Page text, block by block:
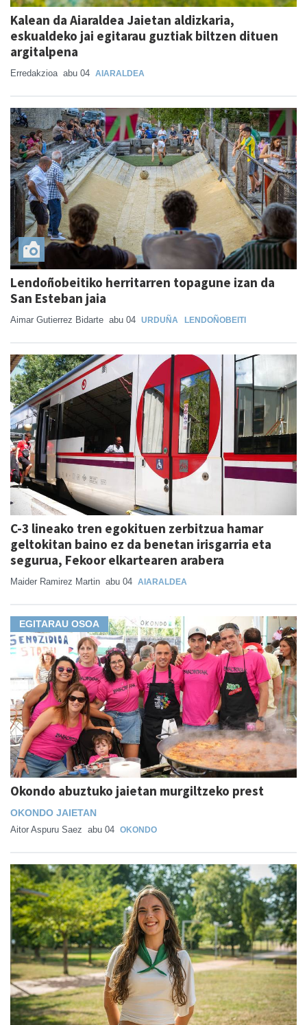
Kalean da Aiaraldea Jaietan aldizkaria,
eskualdeko jai egitarau guztiak biltzen dituen
argitalpena
Erredakzioa abu 04 AIARALDEA
Lendoñobeitiko herritarren topagune izan da
San Esteban jaia
Aimar Gutierrez Bidarte abu 04 URDUÑA LENDOÑOBEITI
C-3 lineako tren egokituen zerbitzua hamar
geltokitan baino ez da benetan irisgarria eta
segurua, Fekoor elkartearen arabera
Maider Ramirez Martin abu 04 AIARALDEA
EGITARAU OSOA
Okondo abuztuko jaietan murgiltzeko prest
OKONDO JAIETAN
Aitor Aspuru Saez abu 04 OKONDO